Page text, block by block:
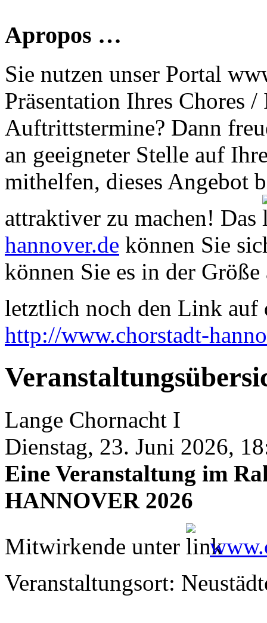
Apropos …
Sie nutzen unser Portal
Präsentation Ihres Chores
Auftrittstermine? Dann
an geeigneter Stelle auf
mithelfen, dieses Angebot
attraktiver zu machen! Das
hannover.de können Sie
können Sie es in der
letztlich noch den Link auf
http://www.chorstadt-
Lange Chornacht I
Dienstag, 23. Juni 2026,
Eine Veranstaltung im
HANNOVER 2026
Mitwirkende unter
Veranstaltungsort: